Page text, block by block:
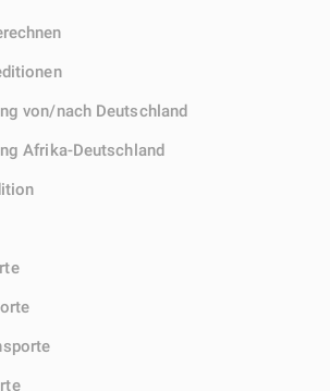
von/nach Deutschland
Afrika-Deutschland